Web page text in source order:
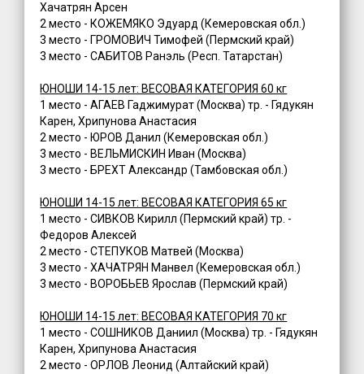
Хачатрян Арсен
2 место - КОЖЕМЯКО Эдуард (Кемеровская обл.)
3 место - ГРОМОВИЧ Тимофей (Пермский край)
3 место - САБИТОВ Ранэль (Респ. Татарстан)
ЮНОШИ 14-15 лет: ВЕСОВАЯ КАТЕГОРИЯ 60 кг
1 место - АГАЕВ Гаджимурат (Москва) тр. - Гядукян
Карен, Хрипунова Анастасия
2 место - ЮРОВ Данил (Кемеровская обл.)
3 место - ВЕЛЬМИСКИН Иван (Москва)
3 место - БРЕХТ Александр (Тамбовская обл.)
ЮНОШИ 14-15 лет: ВЕСОВАЯ КАТЕГОРИЯ 65 кг
1 место - СИВКОВ Кирилл (Пермский край) тр. -
Федоров Алексей
2 место - СТЕПУКОВ Матвей (Москва)
3 место - ХАЧАТРЯН Манвел (Кемеровская обл.)
3 место - ВОРОБЬЕВ Ярослав (Пермский край)
ЮНОШИ 14-15 лет: ВЕСОВАЯ КАТЕГОРИЯ 70 кг
1 место - СОШНИКОВ Даниил (Москва) тр. - Гядукян
Карен, Хрипунова Анастасия
2 место - ОРЛОВ Леонид (Алтайский край)